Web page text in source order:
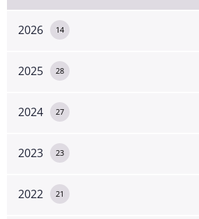
2026 14
2025 28
2024 27
2023 23
2022 21